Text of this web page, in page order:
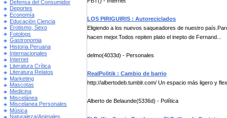
Defensa del Consumidor
Deportes
Economía
Educación Ciencia
Erotismo, Sexo
Fotologs
Gastronomia
Historia Peruana
Internacionales
Internet
Literatura Crítica
Literatura Relatos
Marketing
Mascotas
Medicina
Miscelánea
Miscelanea Personales
Música
Naturaleza/Animales
LOS PIRIGUIRIS : Autoreciclados
Eligiendo a los nuevos saqueadores de nuestro
hacen mejor.Todos repiten plato el inepto de Fernand...
delmo(4033d) - Personales
RealPolitik : Cambio de barrio
http://albertodeb.tumblr.com/ Un espacio más ligero y
Alberto de Belaunde(5336d) - Política